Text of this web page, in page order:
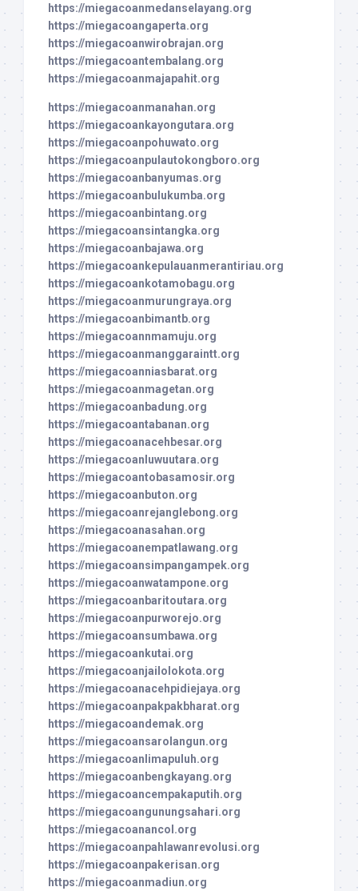
https://miegacoanmedanselayang.org
https://miegacoangaperta.org
https://miegacoanwirobrajan.org
https://miegacoantembalang.org
https://miegacoanmajapahit.org
https://miegacoanmanahan.org
https://miegacoankayongutara.org
https://miegacoanpohuwato.org
https://miegacoanpulautokongboro.org
https://miegacoanbanyumas.org
https://miegacoanbulukumba.org
https://miegacoanbintang.org
https://miegacoansintangka.org
https://miegacoanbajawa.org
https://miegacoankepulauanmerantiriau.org
https://miegacoankotamobagu.org
https://miegacoanmurungraya.org
https://miegacoanbimantb.org
https://miegacoannmamuju.org
https://miegacoanmanggaraintt.org
https://miegacoanniasbarat.org
https://miegacoanmagetan.org
https://miegacoanbadung.org
https://miegacoantabanan.org
https://miegacoanacehbesar.org
https://miegacoanluwuutara.org
https://miegacoantobasamosir.org
https://miegacoanbuton.org
https://miegacoanrejanglebong.org
https://miegacoanasahan.org
https://miegacoanempatlawang.org
https://miegacoansimpangampek.org
https://miegacoanwatampone.org
https://miegacoanbaritoutara.org
https://miegacoanpurworejo.org
https://miegacoansumbawa.org
https://miegacoankutai.org
https://miegacoanjailolokota.org
https://miegacoanacehpidiejaya.org
https://miegacoanpakpakbharat.org
https://miegacoandemak.org
https://miegacoansarolangun.org
https://miegacoanlimapuluh.org
https://miegacoanbengkayang.org
https://miegacoancempakaputih.org
https://miegacoangunungsahari.org
https://miegacoanancol.org
https://miegacoanpahlawanrevolusi.org
https://miegacoanpakerisan.org
https://miegacoanmadiun.org